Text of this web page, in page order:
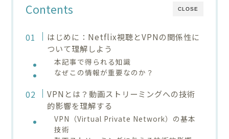
CLOSE
Contents
はじめに：Netflix視聴とVPNの関係性に
ついて理解しよう
本記事で得られる知識
なぜこの情報が重要なのか？
VPNとは？動画ストリーミングへの技術
的影響を理解する
VPN（Virtual Private Network）の基本
技術